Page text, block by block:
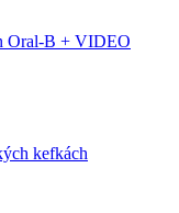
Oral-B + VIDEO
kefkách